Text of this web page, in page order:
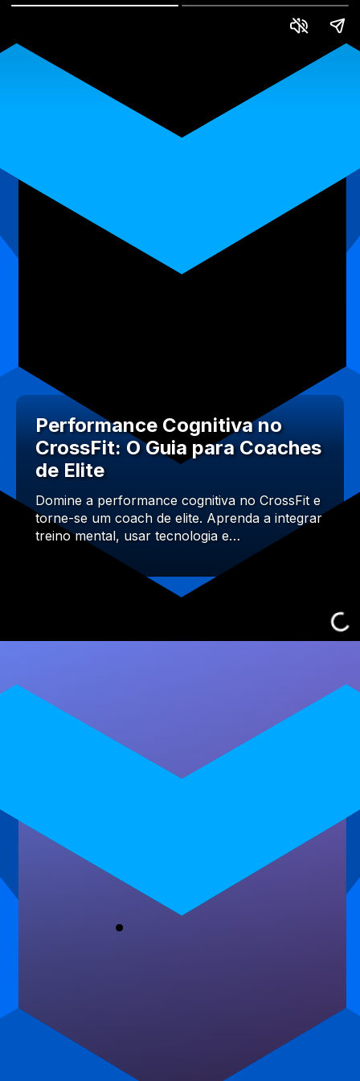
Performance Cognitiva no
CrossFit: O Guia para Coaches
de Elite
Domine a performance cognitiva no CrossFit e
torne-se um coach de elite. Aprenda a integrar
treino mental, usar tecnologia e…